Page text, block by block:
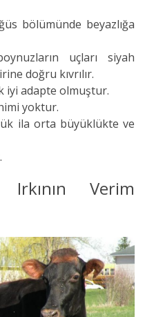
bölümünde beyazlığa
uçları siyah
doğru kıvrılır.
iyi adapte olmuştur.
yoktur.
ila orta büyüklükte ve
Irkının Verim